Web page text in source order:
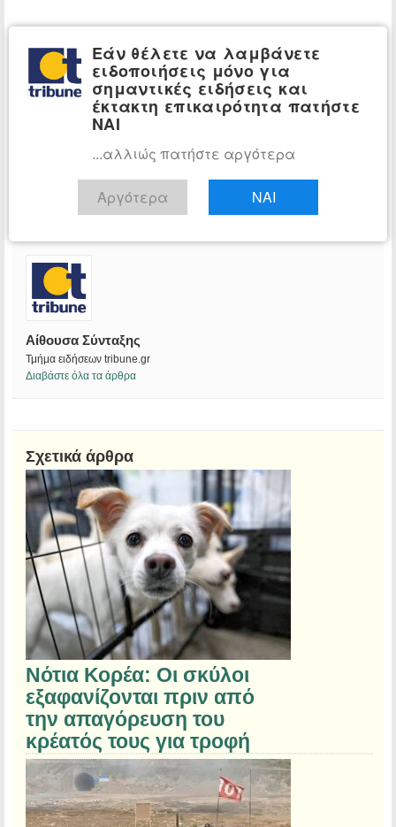
Αίθουσα Σύνταξης
Τμήμα ειδήσεων tribune.gr
Διαβάστε όλα τα άρθρα
Σχετικά άρθρα
Νότια Κορέα: Οι σκύλοι
εξαφανίζονται πριν από
την απαγόρευση του
κρέατός τους για τροφή
Εάν θέλετε να λαμβάνετε
ειδοποιήσεις μόνο για
σημαντικές ειδήσεις και
έκτακτη επικαιρότητα πατήστε
ΝΑΙ
...αλλιώς πατήστε αργότερα
Αργότερα ΝΑΙ